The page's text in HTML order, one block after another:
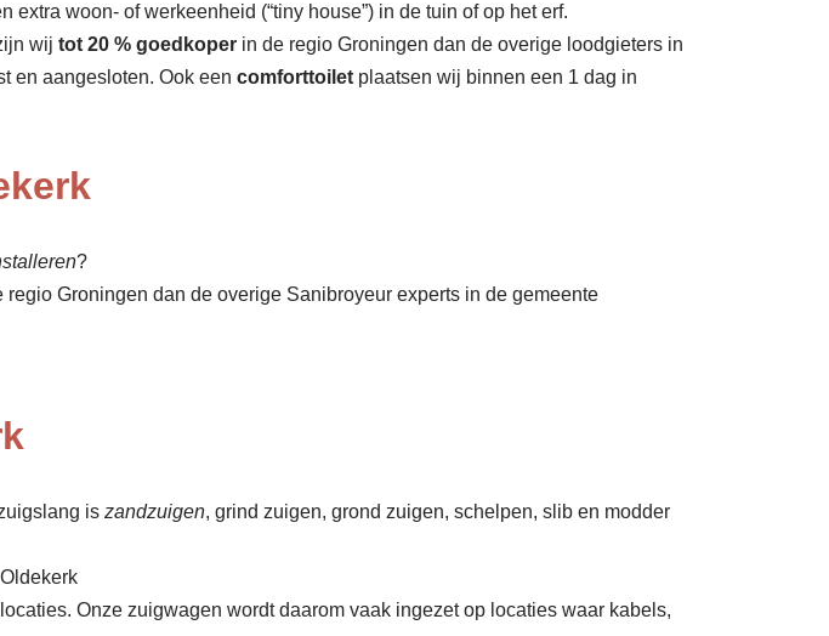
woon- of werkeenheid (“tiny house”) in de tuin of op het erf.
wij tot 20 % goedkoper in de regio Groningen dan de overige loodgieters in
en aangesloten. Ook een comforttoilet plaatsen wij binnen een 1 dag in
?
Groningen dan de overige Sanibroyeur experts in de gemeente
is zandzuigen, grind zuigen, grond zuigen, schelpen, slib en modder
Onze zuigwagen wordt daarom vaak ingezet op locaties waar kabels,